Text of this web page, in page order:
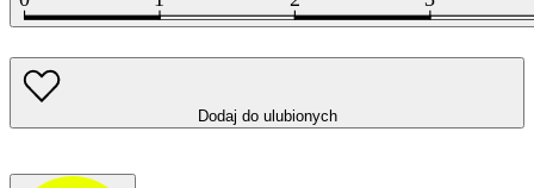
Dodaj do ulubionych